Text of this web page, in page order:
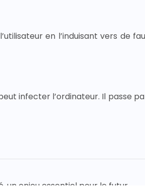
en l’induisant vers de
infecter l’ordinateur. Il passe
un enjeu essentiel pour le futur